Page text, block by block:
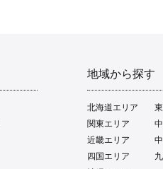
地域から探す
北海道エリア
関東エリア
近畿エリア
四国エリア